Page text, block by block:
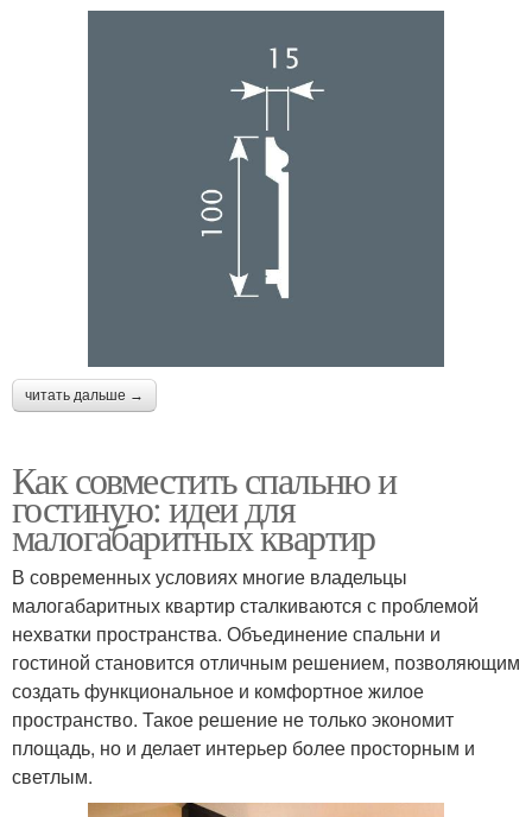
читать дальше →
Как совместить спальню и
гостиную: идеи для
малогабаритных квартир
В современных условиях многие владельцы
малогабаритных квартир сталкиваются с проблемой
нехватки пространства. Объединение спальни и
гостиной становится отличным решением, позволяющим
создать функциональное и комфортное жилое
пространство. Такое решение не только экономит
площадь, но и делает интерьер более просторным и
светлым.